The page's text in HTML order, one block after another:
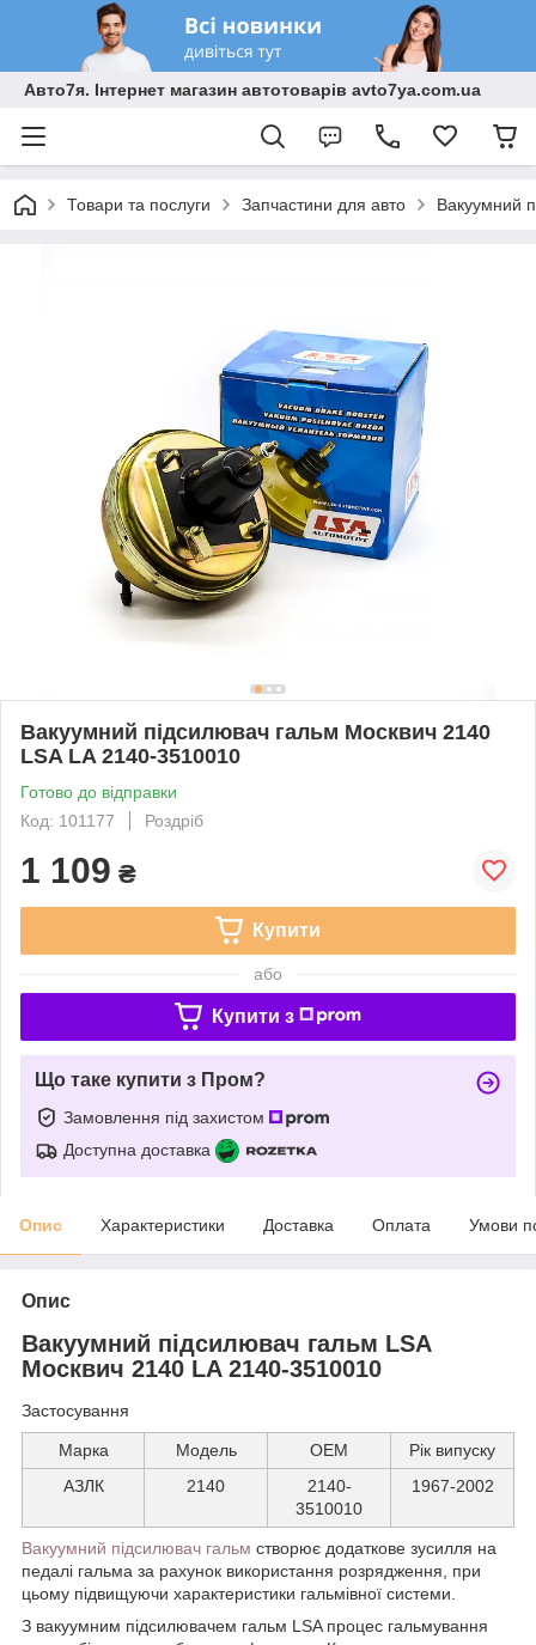
Авто7я. Інтернет магазин автотоварів avto7ya.com.ua
Товари та послуги Запчастини для авто Вакуумний
Вакуумний підсилювач гальм Москвич 2140
LSA LA 2140-3510010
Готово до відправки
Код: 101177
Роздріб
1 109 ₴
Купити
або
Купити з
Що таке купити з Пром?
Замовлення під захистом
Доступна доставка
Опис Характеристики Доставка Оплата Умови
Опис
Вакуумний підсилювач гальм LSA
Москвич 2140 LA 2140-3510010
Застосування
Марка Модель ОЕМ
Рік випуску
АЗЛК
2140
2140-
3510010
1967-2002
Вакуумний підсилювач гальм створює додаткове зусилля на
педалі гальма за рахунок використання розрядження, при
цьому підвищуючи характеристики гальмівної системи.
З вакуумним підсилювачем гальм LSA процес гальмування